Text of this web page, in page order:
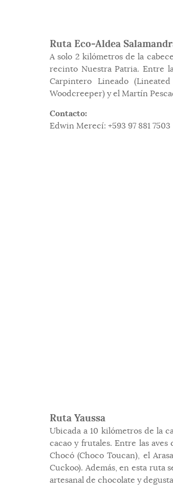
Ruta Eco-Aldea
A solo 2 kilómetros de la
recinto Nuestra Patria. Entre
Carpintero Lineado
Woodcreeper) y el Martín
Contacto:
Edwin Merecí: +593 97 881 7503
Ruta Yaussa
Ubicada a 10 kilómetros de la
cacao y frutales. Entre las
Chocó (Choco Toucan), el
Cuckoo). Además, en esta ruta
artesanal de chocolate y